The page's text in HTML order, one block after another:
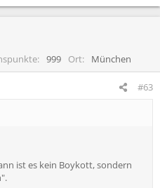
999 Ort München
#63
ist es kein Boykott, sondern